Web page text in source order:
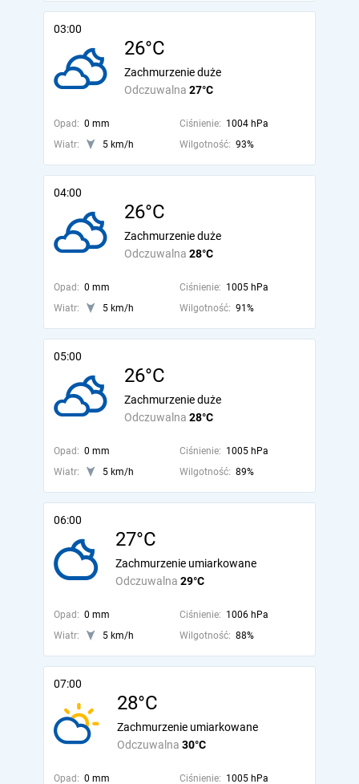
03:00
26°C
Odczuwalna 27°C
Zachmurzenie duże
Opad: 0 mm Ciśnienie: 1004 hPa
Wiatr:
5 km/h Wilgotność: 93%
04:00
26°C
Odczuwalna 28°C
Zachmurzenie duże
Opad: 0 mm Ciśnienie: 1005 hPa
Wiatr:
5 km/h Wilgotność: 91%
05:00
26°C
Odczuwalna 28°C
Zachmurzenie duże
Opad: 0 mm Ciśnienie: 1005 hPa
Wiatr:
5 km/h Wilgotność: 89%
06:00
27°C
Odczuwalna 29°C
Zachmurzenie umiarkowane
Opad: 0 mm Ciśnienie: 1006 hPa
Wiatr:
5 km/h Wilgotność: 88%
07:00
28°C
Odczuwalna 30°C
Zachmurzenie umiarkowane
Opad: 0 mm Ciśnienie: 1005 hPa